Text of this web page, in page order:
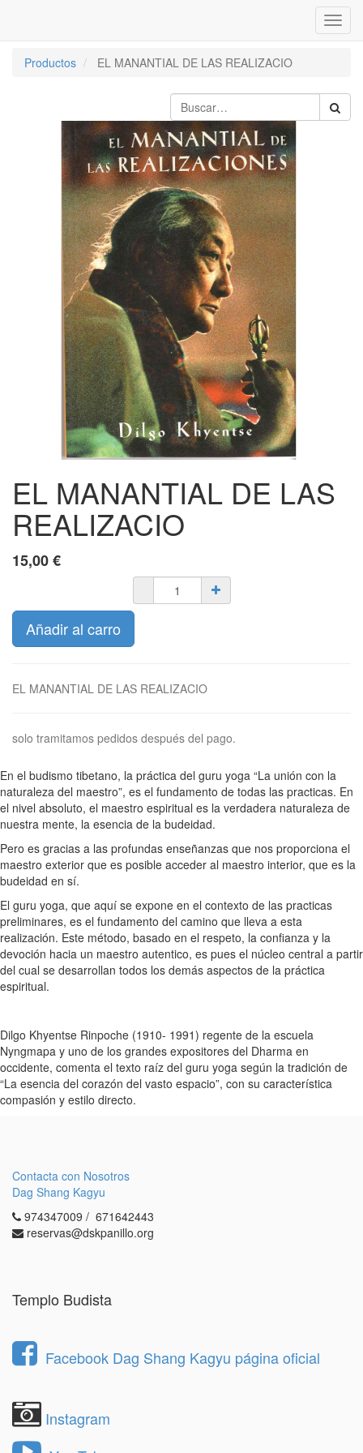
Productos
EL MANANTIAL DE LAS REALIZACIO
EL MANANTIAL DE LAS
REALIZACIO
15,00€
Añadir al carro
EL MANANTIAL DE LAS REALIZACIO
solo tramitamos pedidos después del pago.
En el budismo tibetano, la práctica del guru yoga “La unión con la
naturaleza del maestro”, es el fundamento de todas las practicas. En
el nivel absoluto, el maestro espiritual es la verdadera naturaleza de
nuestra mente, la esencia de la budeidad.
Pero es gracias a las profundas enseñanzas que nos proporciona el
maestro exterior que es posible acceder al maestro interior, que es la
budeidad en sí.
El guru yoga, que aquí se expone en el contexto de las practicas
preliminares, es el fundamento del camino que lleva a esta
realización. Este método, basado en el respeto, la confianza y la
devoción hacia un maestro autentico, es pues el núcleo central a partir
del cual se desarrollan todos los demás aspectos de la práctica
espiritual.
Dilgo Khyentse Rinpoche (1910- 1991) regente de la escuela
Nyngmapa y uno de los grandes expositores del Dharma en
occidente, comenta el texto raíz del guru yoga según la tradición de
“La esencia del corazón del vasto espacio”, con su característica
compasión y estilo directo.
Contacta con Nosotros
Dag Shang Kagyu
974347009 / 671642443
reservas@dskpanillo.org
Templo Budista
Facebook Dag Shang Kagyu página oficial
Instagram